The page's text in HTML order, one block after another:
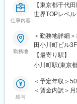
・立案した営
策落とし込み
■期待役割：
・海外各拠点
案する役割を
■具体的な業務
・3C分析（市
成／発信
・グローバル
仕事内容
【東京都千代
世界TOPレベ
勤当面なし】
【変更の範囲
■業務内容：
当社営業部に
営業活動をお
勤務地
＜勤務地詳細
田小川町ビル
動喫煙対策：
【最寄り駅】
小川町駅(東京
給与
＜予定年収＞
＜賃金内訳＞